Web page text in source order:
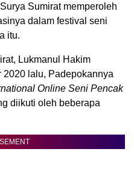
Sumirat memperoleh
dalam festival seni
itu.
Lukmanul Hakim
lalu, Padepokannya
Online Seni Pencak
diikuti oleh beberapa